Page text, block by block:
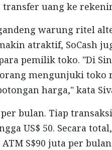
uang ke
warung ritel
atraktif, SoCash
pemilik toko. "Di
mengunjuki toko
harga," kata
bulan. Tiap transaksi
US$ 50. Secara
S$90 juta per